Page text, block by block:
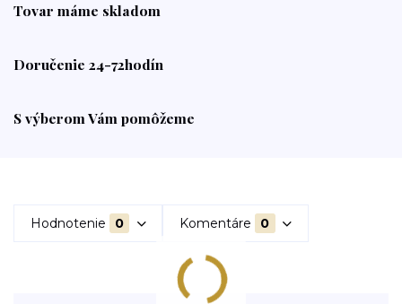
Tovar máme skladom
Doručenie 24-72hodín
S výberom Vám pomôžeme
Hodnotenie 0 Komentáre 0